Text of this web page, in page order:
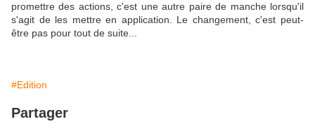
promettre des actions, c'est une autre paire de manche lorsqu'il
s'agit de les mettre en application. Le changement, c'est peut-
être pas pour tout de suite...
#Edition
Partager